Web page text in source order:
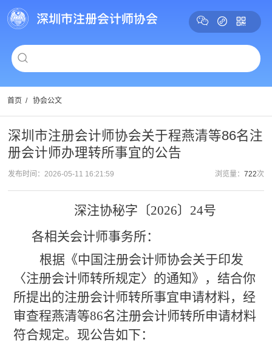
首页 / 协会公文
深圳市注册会计师协会关于程燕清等86名注
册会计师办理转所事宜的公告
发布时间：2026-05-11 16:21:59 浏览量： 722次
深注协秘字〔2026〕 24号
各相关会计师事务所：
根据《中国注册会计师协会关于印发
〈注册会计师转所规定〉 的通知》，结合你
所提出的注册会计师转所事宜申请材料，经
审查程燕清等86名注册会计师转所申请材料
符合规定。现公告如下：